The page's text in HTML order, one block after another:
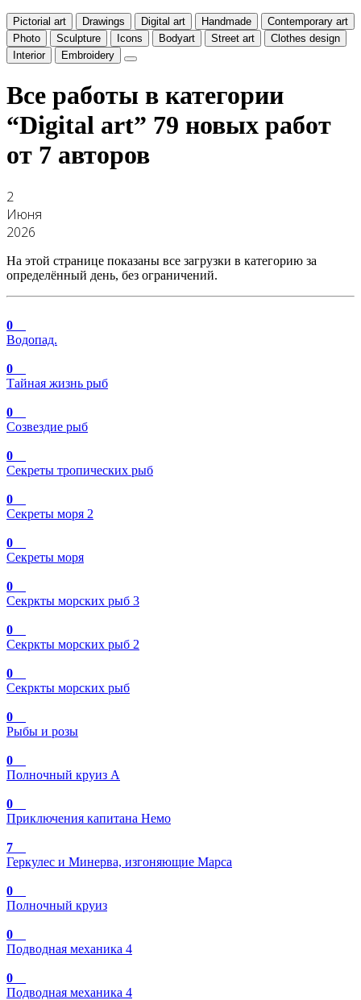
Pictorial art Drawings Digital art Handmade
Contemporary art
Photo
Sculpture Icons Bodyart Street art
Clothes design
Interior
Embroidery
Все работы в категории
“Digital art” 79 новых работ
от 7 авторов
2
Июня
2026
На этой странице показаны все загрузки в категорию за
определённый день, без ограничений.
0
Водопад.
0
Тайная жизнь рыб
0
Созвездие рыб
0
Секреты тропических рыб
0
Секреты моря 2
0
Секреты моря
0
Секркты морских рыб 3
0
Секркты морских рыб 2
0
Секркты морских рыб
0
Рыбы и розы
0
Полночный круиз А
0
Приключения капитана Немо
7
Геркулес и Минерва, изгоняющие Марса
0
Полночный круиз
0
Подводная механика 4
0
Подводная механика 4